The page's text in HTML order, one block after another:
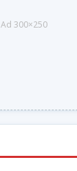
Ad 300×250